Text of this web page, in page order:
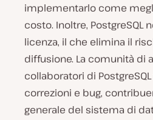
implementarlo come
costo. Inoltre,
licenza, il che elimina il
diffusione. La comunità di
collaboratori di
correzioni e bug,
generale del sistema di